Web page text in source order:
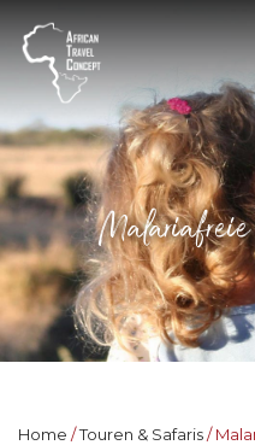
Home Touren & Safaris